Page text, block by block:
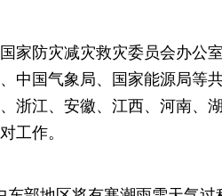
家防灾减灾救灾委员会办公
中国气象局、国家能源局等
浙江、安徽、江西、河南、
工作。